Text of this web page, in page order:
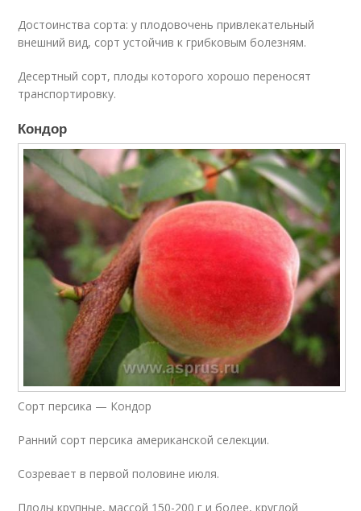
Достоинства сорта: у плодовочень привлекательный
внешний вид, сорт устойчив к грибковым болезням.
Десертный сорт, плоды которого хорошо переносят
транспортировку.
Кондор
Сорт персика — Кондор
Ранний сорт персика американской селекции.
Созревает в первой половине июля.
Плоды крупные, массой 150-200 г и более, круглой